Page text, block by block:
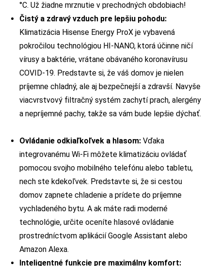
°C. Už žiadne mrznutie v prechodných obdobiach!
Čistý a zdravý vzduch pre lepšiu pohodu:
Klimatizácia Hisense Energy ProX je vybavená
pokročilou technológiou HI-NANO, ktorá účinne ničí
vírusy a baktérie, vrátane obávaného koronavírusu
COVID-19. Predstavte si, že váš domov je nielen
príjemne chladný, ale aj bezpečnejší a zdravší. Navyše
viacvrstvový filtračný systém zachytí prach, alergény
a nepríjemné pachy, takže sa vám bude lepšie dýchať.
Ovládanie odkiaľkoľvek a hlasom: Vďaka
integrovanému Wi-Fi môžete klimatizáciu ovládať
pomocou svojho mobilného telefónu alebo tabletu,
nech ste kdekoľvek. Predstavte si, že si cestou
domov zapnete chladenie a prídete do príjemne
vychladeného bytu. A ak máte radi moderné
technológie, určite oceníte hlasové ovládanie
prostredníctvom aplikácií Google Assistant alebo
Amazon Alexa.
Inteligentné funkcie pre maximálny komfort: